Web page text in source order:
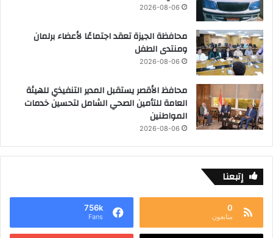
2026-08-06
محافظة الجيزة تعقد اجتماعًا لأعضاء برلمان
ومنتدى الطفل
2026-08-06
محافظ الأقصر يستقبل المدير التنفيذي للهيئة
العامة للتأمين الصحي الشامل لتحسين خدمات
المواطنين
2026-08-06
إتبعنا
0
متابعون
756k
Fans